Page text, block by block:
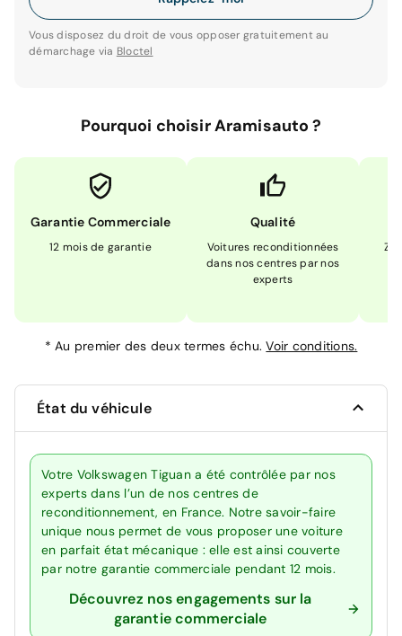
Vous disposez du droit de vous opposer gratuitement au
démarchage via Bloctel
Pourquoi choisir Aramisauto ?
Garantie Commerciale
12 mois de garantie
Qualité
Voitures reconditionnées
dans nos centres par nos
experts
*Au premier des deux termes échu.Voir conditions.
État du véhicule
Votre Volkswagen Tiguan a été contrôlée par nos
experts dans l’un de nos centres de
reconditionnement, en France. Notre savoir-faire
unique nous permet de vous proposer une voiture
en parfait état mécanique : elle est ainsi couverte
par notre garantie commerciale pendant 12 mois.
Découvrez nos engagements sur la
garantie commerciale